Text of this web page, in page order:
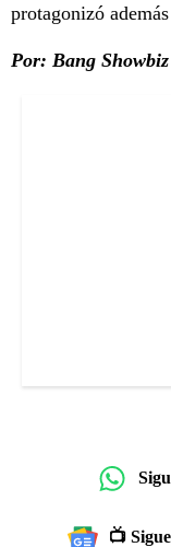
protagonizó
Por: Bang Showbiz
📺